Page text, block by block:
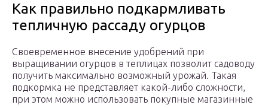
Как правильно подкармливать
тепличную рассаду огурцов
Своевременное внесение удобрений при
выращивании огурцов в теплицах позволит садоводу
получить максимально возможный урожай. Такая
подкормка не представляет какой-либо сложности,
при этом можно использовать покупные магазинные